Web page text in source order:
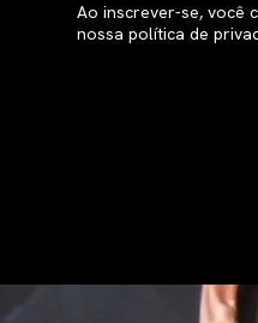
Ao inscrever-se, você
nossa política de